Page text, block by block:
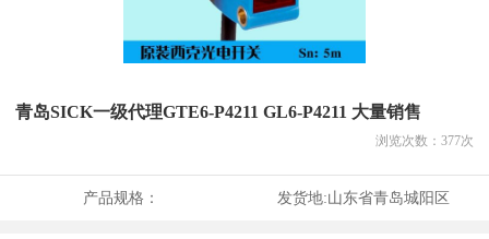
青岛SICK一级代理GTE6-P4211 GL6-P4211 大量销售
浏览次数： 377次
产品规格： 发货地:山东省青岛城阳区